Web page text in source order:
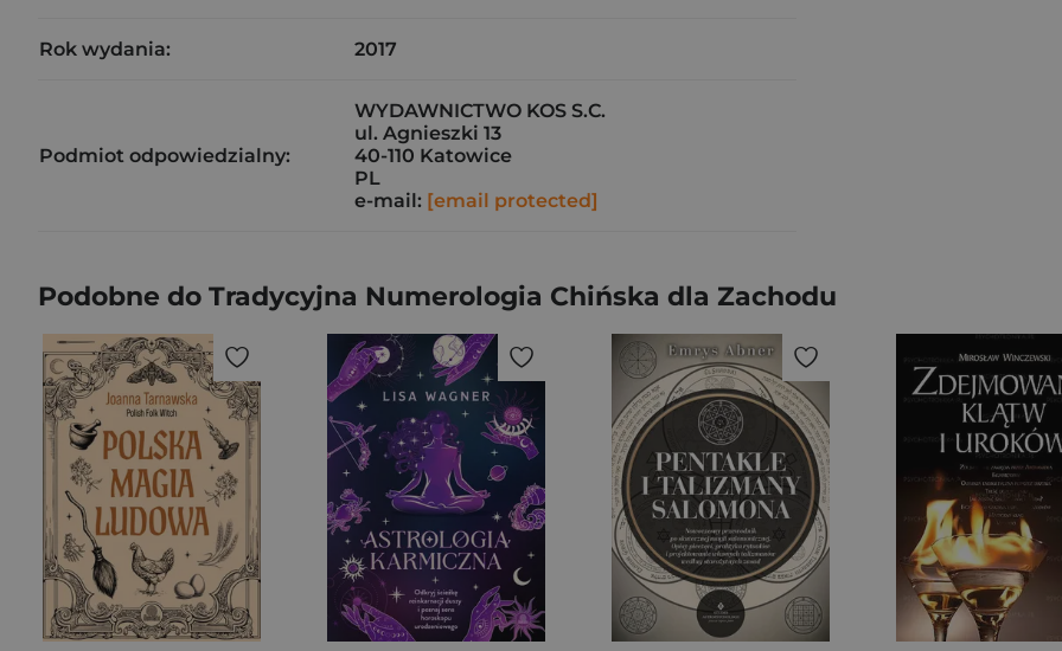
Rok wydania: 2017
Podmiot odpowiedzialny:
WYDAWNICTWO KOS S.C.
ul. Agnieszki 13
40-110 Katowice
PL
e-mail: [email protected]
Podobne do Tradycyjna Numerologia Chińska dla Zachodu